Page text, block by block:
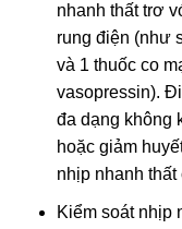
nhanh thất trơ
rung điện (như
và 1 thuốc co
vasopressin).
đa dạng không
hoặc giảm
nhịp nhanh thất
Kiểm soát nhịp